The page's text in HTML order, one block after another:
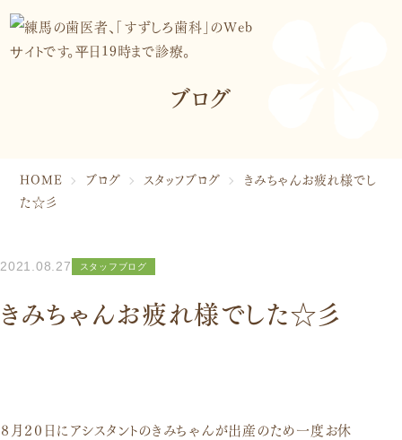
院内紹介・アクセス
マイクロスコープ棟「はなれ」
トリートメントコーディネーター
お知らせ
診療案内
虫歯治療・根管治療
歯周病治療
矯正歯科
審美歯科・美容治療
ブログ
HOME ブログ スタッフブログ
きみちゃんお疲れ様でし
た☆彡
2021.08.27 スタッフブログ
きみちゃんお疲れ様でした☆彡
８月２０日にアシスタントのきみちゃんが出産のため一度お休